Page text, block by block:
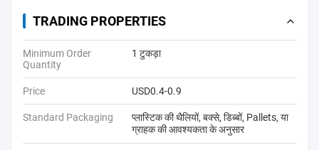
TRADING PROPERTIES
Minimum Order
Quantity
1 टुकड़ा
Price USD0.4-0.9
Standard Packaging
प्लास्टिक की थैलियों, बक्से, डिब्बों, Pallets, या
ग्राहक की आवश्यकता के अनुसार